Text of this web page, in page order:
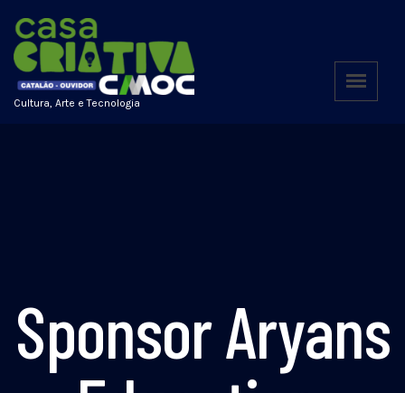
Cultura, Arte e Tecnologia
Sponsor Aryans